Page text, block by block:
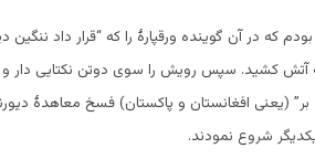
که در آن گوینده ورقپارۀ را که “قرار داد ننگین
به آتش کشید. سپس رویش را سوی دوتن نکتایی دار
(یعنی افغانستان و پاکستان) فسخ معاهدۀ
شروع نمودند.